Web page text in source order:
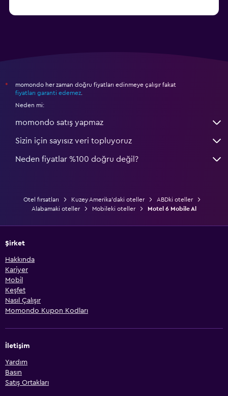
*
momondo her zaman doğru fiyatları edinmeye çalışır fakat
fiyatları garanti edemez
Neden mi:
momondo satış yapmaz
Sizin için sayısız veri topluyoruz
Neden fiyatlar %100 doğru değil?
Otel fırsatları Kuzey Amerika'daki oteller
ABDki oteller
Alabamaki oteller
Mobileki oteller Motel 6 Mobile Al
Şirket
Hakkında
Kariyer
Mobil
Keşfet
Nasıl Çalışır
Momondo Kupon Kodları
İletişim
Yardım
Basın
Satış Ortakları